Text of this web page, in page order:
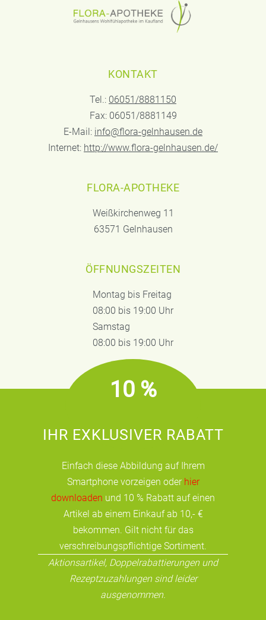
KONTAKT
Tel.: 06051/8881150
Fax: 06051/8881149
E-Mail: info@flora-gelnhausen.de
Internet: http://www.flora-gelnhausen.de/
FLORA-APOTHEKE
Weißkirchenweg 11
63571 Gelnhausen
ÖFFNUNGSZEITEN
Montag bis Freitag
08:00 bis 19:00 Uhr
Samstag
08:00 bis 19:00 Uhr
10 %
IHR EXKLUSIVER RABATT
Einfach diese Abbildung auf Ihrem
Smartphone vorzeigen oder hier
downloaden und 10 % Rabatt auf einen
Artikel ab einem Einkauf ab 10,- €
bekommen. Gilt nicht für das
verschreibungspflichtige Sortiment.
Aktionsartikel, Doppelrabattierungen und
Rezeptzuzahlungen sind leider
ausgenommen.